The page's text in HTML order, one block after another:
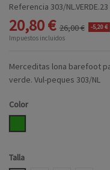
Referencia 303/NL.VERDE.23
20,80 € 26,00 € -5,20 €
Impuestos incluidos
Merceditas lona barefoot
verde. Vul-peques 303/NL
Color
Talla